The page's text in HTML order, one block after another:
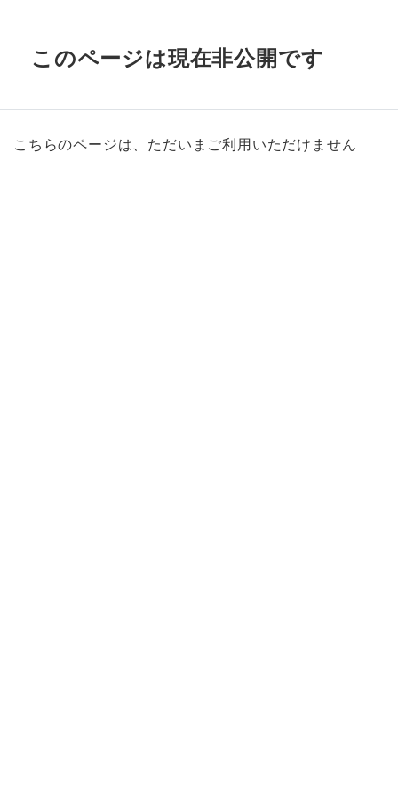
このページは現在非公開です
こちらのページは、ただいまご利用いただけません